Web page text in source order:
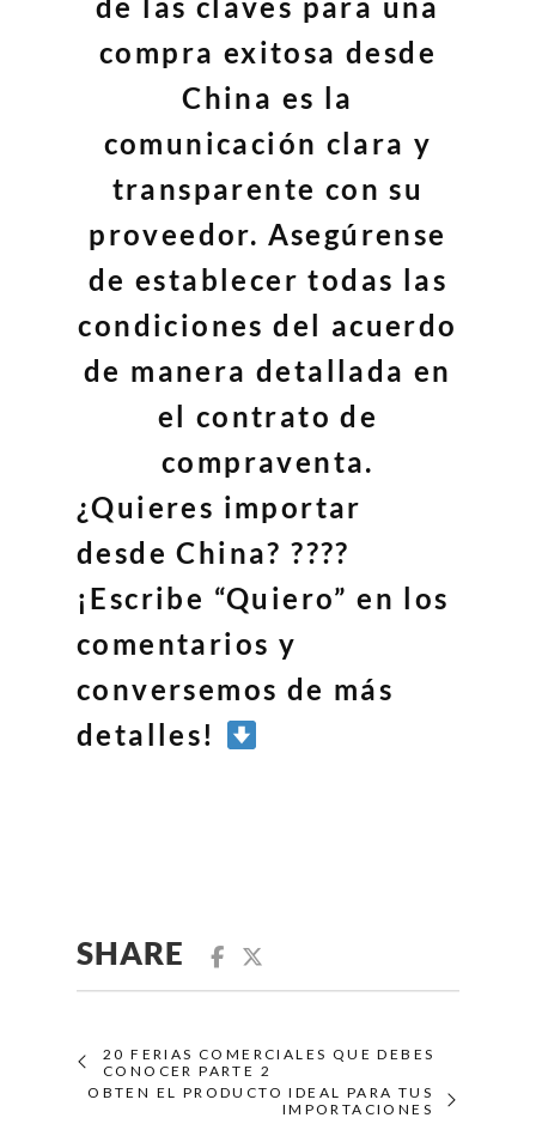
de las claves para una
compra exitosa desde
China es la
comunicación clara y
transparente con su
proveedor. Asegúrense
de establecer todas las
condiciones del acuerdo
de manera detallada en
el contrato de
compraventa.
¿Quieres importar
desde China? ????
¡Escribe “Quiero” en los
comentarios y
conversemos de más
detalles!
SHARE
20 FERIAS COMERCIALES QUE DEBES
CONOCER PARTE 2
OBTEN EL PRODUCTO IDEAL PARA TUS
IMPORTACIONES